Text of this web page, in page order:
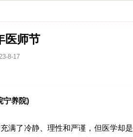
师节
8-17
宁养院)
满了冷静、理性和严谨，但医学却是